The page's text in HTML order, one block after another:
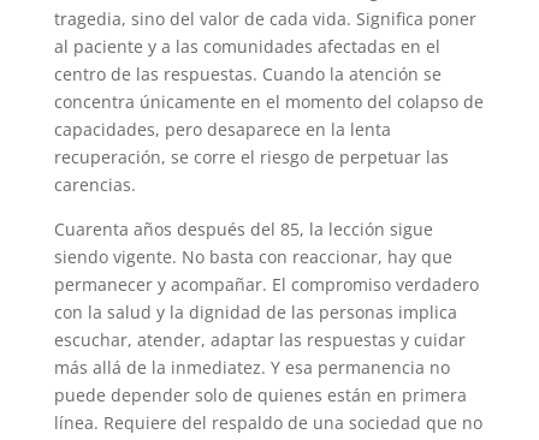
tragedia, sino del valor de cada vida. Significa poner
al paciente y a las comunidades afectadas en el
centro de las respuestas. Cuando la atención se
concentra únicamente en el momento del colapso de
capacidades, pero desaparece en la lenta
recuperación, se corre el riesgo de perpetuar las
carencias.
Cuarenta años después del 85, la lección sigue
siendo vigente. No basta con reaccionar, hay que
permanecer y acompañar. El compromiso verdadero
con la salud y la dignidad de las personas implica
escuchar, atender, adaptar las respuestas y cuidar
más allá de la inmediatez. Y esa permanencia no
puede depender solo de quienes están en primera
línea. Requiere del respaldo de una sociedad que no